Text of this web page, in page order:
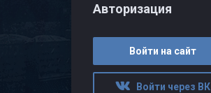
Авторизация
Войти на сайт
Войти через ВК